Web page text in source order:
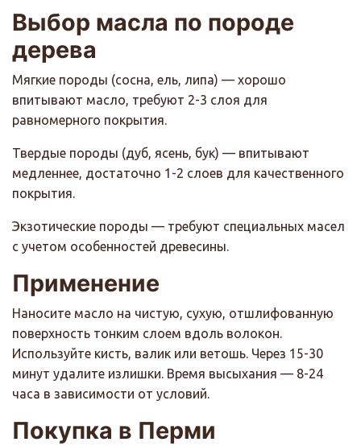
Выбор масла по породе
дерева
Мягкие породы (сосна, ель, липа) — хорошо
впитывают масло, требуют 2-3 слоя для
равномерного покрытия.
Твердые породы (дуб, ясень, бук) — впитывают
медленнее, достаточно 1-2 слоев для качественного
покрытия.
Экзотические породы — требуют специальных масел
с учетом особенностей древесины.
Применение
Наносите масло на чистую, сухую, отшлифованную
поверхность тонким слоем вдоль волокон.
Используйте кисть, валик или ветошь. Через 15-30
минут удалите излишки. Время высыхания — 8-24
часа в зависимости от условий.
Покупка в Перми